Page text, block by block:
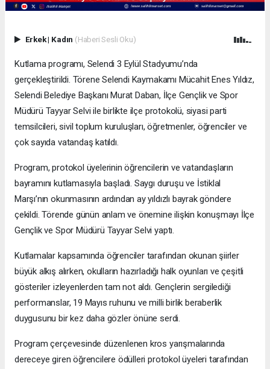
Erkek| Kadın (Haberi Sesli Oku)
Kutlama programı, Selendi 3 Eylül Stadyumu’nda
gerçekleştirildi. Törene Selendi Kaymakamı Mücahit Enes Yıldız,
Selendi Belediye Başkanı Murat Daban, İlçe Gençlik ve Spor
Müdürü Tayyar Selvi ile birlikte ilçe protokolü, siyasi parti
temsilcileri, sivil toplum kuruluşları, öğretmenler, öğrenciler ve
çok sayıda vatandaş katıldı.
Program, protokol üyelerinin öğrencilerin ve vatandaşların
bayramını kutlamasıyla başladı. Saygı duruşu ve İstiklal
Marşı’nın okunmasının ardından ay yıldızlı bayrak göndere
çekildi. Törende günün anlam ve önemine ilişkin konuşmayı İlçe
Gençlik ve Spor Müdürü Tayyar Selvi yaptı.
Kutlamalar kapsamında öğrenciler tarafından okunan şiirler
büyük alkış alırken, okulların hazırladığı halk oyunları ve çeşitli
gösteriler izleyenlerden tam not aldı. Gençlerin sergilediği
performanslar, 19 Mayıs ruhunu ve milli birlik beraberlik
duygusunu bir kez daha gözler önüne serdi.
Program çerçevesinde düzenlenen kros yarışmalarında
dereceye giren öğrencilere ödülleri protokol üyeleri tarafından